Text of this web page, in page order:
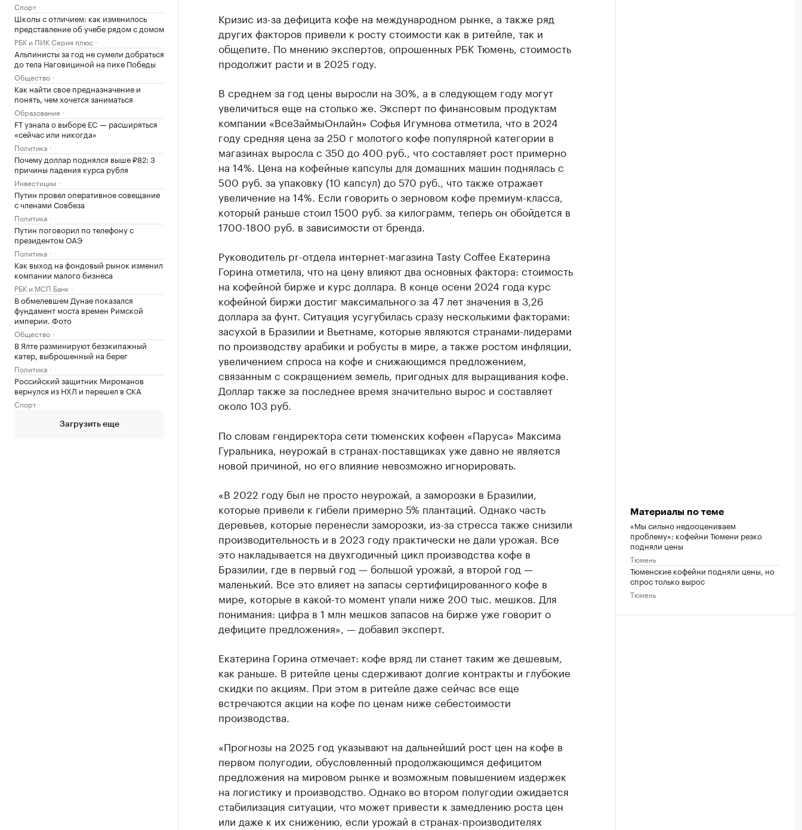
Спорт
Школы с отличием: как изменилось
представление об учебе рядом с домом
РБК и ПИК Серия плюс
Альпинисты за год не сумели добраться
до тела Наговициной на пике Победы
Общество
Как найти свое предназначение и
понять, чем хочется заниматься
Образование
FT узнала о выборе ЕС — расширяться
«сейчас или никогда»
Политика
Почему доллар поднялся выше ₽82: 3
причины падения курса рубля
Инвестиции
Путин провел оперативное совещание
с членами Совбеза
Политика
Путин поговорил по телефону с
президентом ОАЭ
Политика
Как выход на фондовый рынок изменил
компании малого бизнеса
РБК и МСП Банк
В обмелевшем Дунае показался
фундамент моста времен Римской
империи. Фото
Общество
В Ялте разминируют безэкипажный
катер, выброшенный на берег
Политика
Российский защитник Мироманов
вернулся из НХЛ и перешел в СКА
Спорт
Загрузить еще
Кризис из-за дефицита кофе на международном рынке, а также ряд
других факторов привели к росту стоимости как в ритейле, так и
общепите. По мнению экспертов, опрошенных РБК Тюмень, стоимость
продолжит расти и в 2025 году.
В среднем за год цены выросли на 30%, а в следующем году могут
увеличиться еще на столько же. Эксперт по финансовым продуктам
компании «ВсеЗаймыОнлайн» Софья Игумнова отметила, что в 2024
году средняя цена за 250 г молотого кофе популярной категории в
магазинах выросла с 350 до 400 руб., что составляет рост примерно
на 14%. Цена на кофейные капсулы для домашних машин поднялась с
500 руб. за упаковку (10 капсул) до 570 руб., что также отражает
увеличение на 14%. Если говорить о зерновом кофе премиум-класса,
который раньше стоил 1500 руб. за килограмм, теперь он обойдется в
1700-1800 руб. в зависимости от бренда.
Руководитель pr-отдела интернет-магазина Tasty Coffee Екатерина
Горина отметила, что на цену влияют два основных фактора: стоимость
на кофейной бирже и курс доллара. В конце осени 2024 года курс
кофейной биржи достиг максимального за 47 лет значения в 3,26
доллара за фунт. Ситуация усугубилась сразу несколькими факторами:
засухой в Бразилии и Вьетнаме, которые являются странами-лидерами
по производству арабики и робусты в мире, а также ростом инфляции,
увеличением спроса на кофе и снижающимся предложением,
связанным с сокращением земель, пригодных для выращивания кофе.
Доллар также за последнее время значительно вырос и составляет
около 103 руб.
По словам гендиректора сети тюменских кофеен «Паруса» Максима
Гуральника, неурожай в странах-поставщиках уже давно не является
новой причиной, но его влияние невозможно игнорировать.
«В 2022 году был не просто неурожай, а заморозки в Бразилии,
которые привели к гибели примерно 5% плантаций. Однако часть
деревьев, которые перенесли заморозки, из-за стресса также снизили
производительность и в 2023 году практически не дали урожая. Все
это накладывается на двухгодичный цикл производства кофе в
Бразилии, где в первый год — большой урожай, а второй год —
маленький. Все это влияет на запасы сертифицированного кофе в
мире, которые в какой-то момент упали ниже 200 тыс. мешков. Для
понимания: цифра в 1 млн мешков запасов на бирже уже говорит о
дефиците предложения», — добавил эксперт.
Екатерина Горина отмечает: кофе вряд ли станет таким же дешевым,
как раньше. В ритейле цены сдерживают долгие контракты и глубокие
скидки по акциям. При этом в ритейле даже сейчас все еще
встречаются акции на кофе по ценам ниже себестоимости
производства.
«Прогнозы на 2025 год указывают на дальнейший рост цен на кофе в
первом полугодии, обусловленный продолжающимся дефицитом
предложения на мировом рынке и возможным повышением издержек
на логистику и производство. Однако во втором полугодии ожидается
стабилизация ситуации, что может привести к замедлению роста цен
или даже к их снижению, если урожай в странах-производителях
Материалы по теме
«Мы сильно недооцениваем
проблему»: кофейни Тюмени резко
подняли цены
Тюмень
Тюменские кофейни подняли цены, но
спрос только вырос
Тюмень